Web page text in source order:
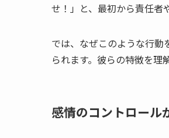
せ！」と、最初から責任者
では、なぜこのような行
られます。彼らの特徴を理
感情のコントロール